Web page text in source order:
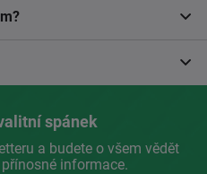
spánek
a budete o všem vědět
informace.